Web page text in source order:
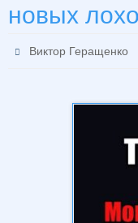
новых
Виктор Геращенко